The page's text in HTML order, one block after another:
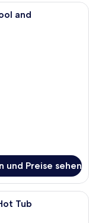
auf dem Dach mit
and
und Preise sehen
mit Steinswand,
Tub